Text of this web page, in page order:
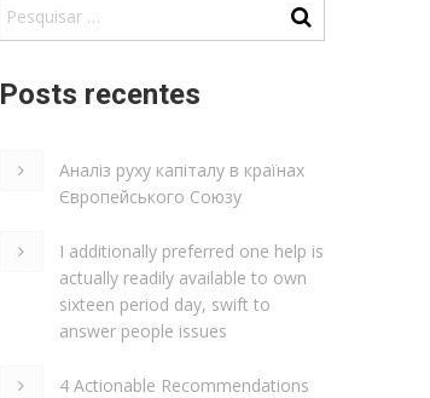
Posts recentes
Аналіз руху капіталу в країнах
Європейського Союзу
I additionally preferred one help is
actually readily available to own
sixteen period day, swift to
answer people issues
4 Actionable Recommendations